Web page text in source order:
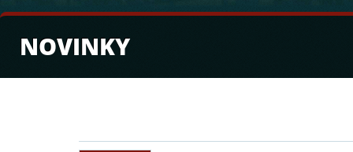
NOVINKY